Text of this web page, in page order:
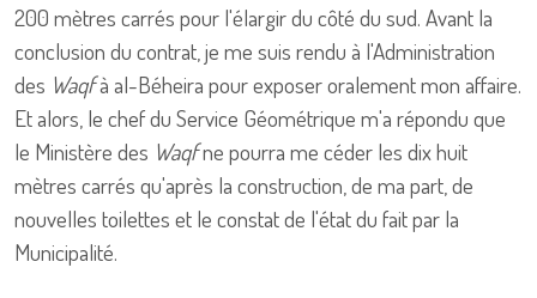
200 mètres carrés pour l'élargir du côté du sud. Avant la
conclusion du contrat, je me suis rendu à l'Administration
des Waqfà al-Béheira pour exposer oralement mon affaire.
Et alors, le chef du Service Géométrique m'a répondu que
le Ministère des Waqfne pourra me céder les dix huit
mètres carrés qu'après la construction, de ma part, de
nouvelles toilettes et le constat de l'état du fait par la
Municipalité.